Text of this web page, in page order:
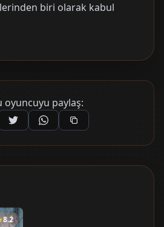
biri olarak kabul
oyuncuyu paylaş:
8.2